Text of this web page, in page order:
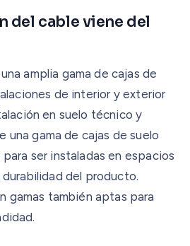
del cable viene del
amplia gama de cajas de
de interior y exterior
en suelo técnico y
una gama de cajas de suelo
ser instaladas en espacios
del producto.
gamas también aptas para